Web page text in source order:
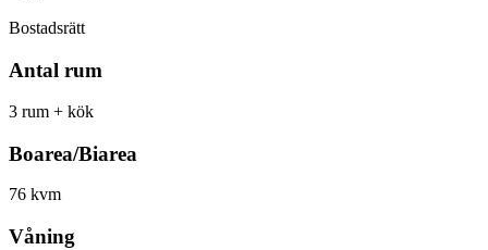
Bostadsrätt
Antal rum
3 rum + kök
Boarea/Biarea
76 kvm
Våning